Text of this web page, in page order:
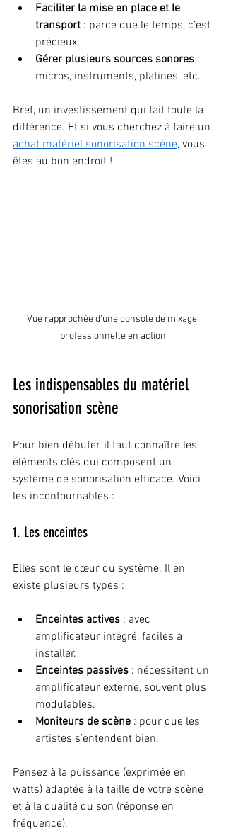
Faciliter la mise en place et le
transport : parce que le temps, c’est
précieux.
Gérer plusieurs sources sonores :
micros, instruments, platines, etc.
Bref, un investissement qui fait toute la
différence. Et si vous cherchez à faire un
achat matériel sonorisation scène, vous
êtes au bon endroit !
Vue rapprochée d’une console de mixage
professionnelle en action
Les indispensables du matériel
sonorisation scène
Pour bien débuter, il faut connaître les
éléments clés qui composent un
système de sonorisation efficace. Voici
les incontournables :
1. Les enceintes
Elles sont le cœur du système. Il en
existe plusieurs types :
Enceintes actives : avec
amplificateur intégré, faciles à
installer.
Enceintes passives : nécessitent un
amplificateur externe, souvent plus
modulables.
Moniteurs de scène : pour que les
artistes s’entendent bien.
Pensez à la puissance (exprimée en
watts) adaptée à la taille de votre scène
et à la qualité du son (réponse en
fréquence).